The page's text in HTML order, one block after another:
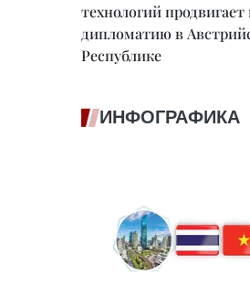
технологий
дипломатию в
Республике
ИНФОГРАФИКА